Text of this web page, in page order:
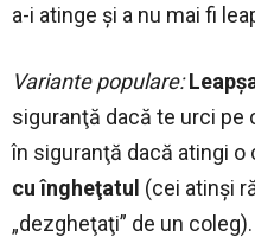
a-i atinge şi a nu mai fi
Variante populare:
siguranţă dacă te urci pe
în siguranţă dacă atingi o
cu îngheţatul (cei atinşi
„dezgheţaţi” de un coleg).